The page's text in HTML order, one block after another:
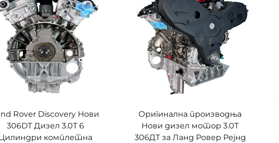
Rover Discovery Нови
306DT Дизел 3.0T 6
комплетна
Оригинална производња
Нови дизел мотор 3.0Т
306ДТ за Ланд Ровер Рејнд